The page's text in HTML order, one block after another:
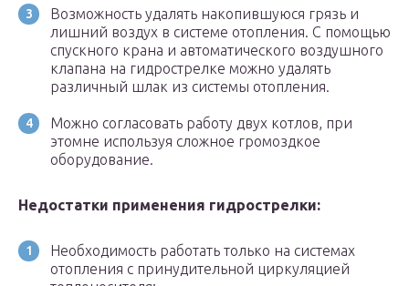
Возможность удалять накопившуюся грязь и
лишний воздух в системе отопления. С помощью
спускного крана и автоматического воздушного
клапана на гидрострелке можно удалять
различный шлак из системы отопления.
Можно согласовать работу двух котлов, при
этомне используя сложное громоздкое
оборудование.
Недостатки применения гидрострелки:
Необходимость работать только на системах
отопления с принудительной циркуляцией